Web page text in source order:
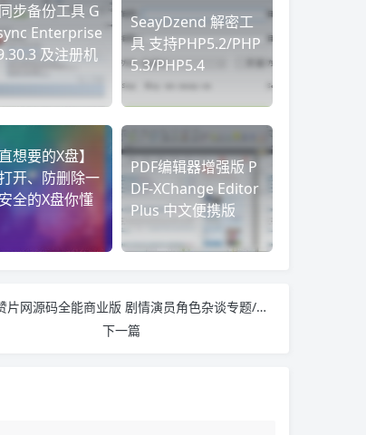
步备份工具 G
Enterprise
及注册机
SeayDzend 解密工
具 支持PHP5.2/PHP
5.3/PHP5.4
想要的X盘】
开、防删除一
全的X盘你懂
PDF编辑器增强版 P
DF-XChange Editor
Plus 中文便携版
精仿赞片网源码全能商业版 剧情演员角色杂谈专题/新闻 WAP手机版
下一篇